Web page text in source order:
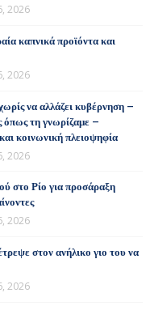
2026
καπνικά προϊόντα και
2026
να αλλάζει κυβέρνηση –
όπως τη γνωρίζαμε –
κοινωνική πλειοψηφία
2026
στο Ρίο για προσάραξη
2026
στον ανήλικο γιο του να
2026